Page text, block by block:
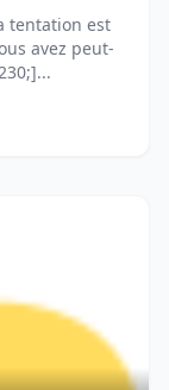
tentation est
avez peut-